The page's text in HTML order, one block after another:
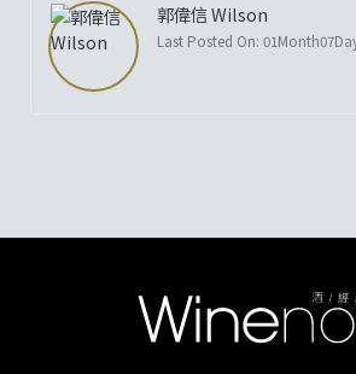
郭偉信 Wilson
Last Posted On: